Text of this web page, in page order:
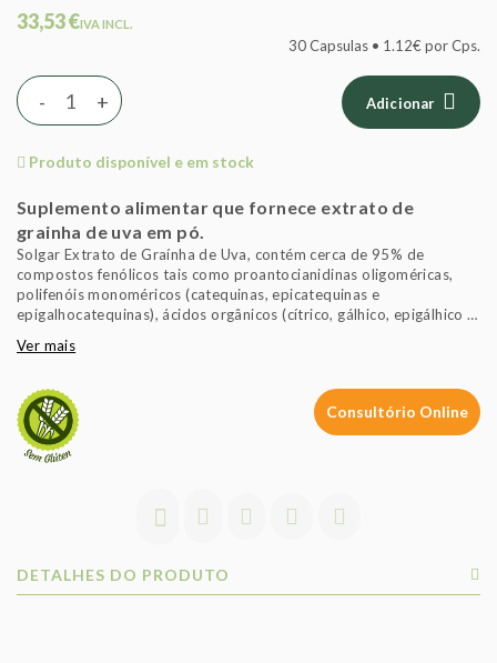
33,53 €IVA INCL.
30 Capsulas • 1.12€ por Cps.
+
- Adicionar
Produto disponível e em stock
Suplemento alimentar que fornece extrato de
grainha de uva em pó.
Solgar Extrato de Graínha de Uva, contém cerca de 95% de
compostos fenólicos tais como proantocianidinas oligoméricas,
polifenóis monoméricos (catequinas, epicatequinas e
epigalhocatequinas), ácidos orgânicos (cítrico, gálhico, epigálhico e
É isento de açúcar, sal, amido, levedura, trigo, soja, glúten e
aromatizantes e corantes artificiais. Adequado para vegans.
Ver mais
Consultório Online
DETALHES DO PRODUTO